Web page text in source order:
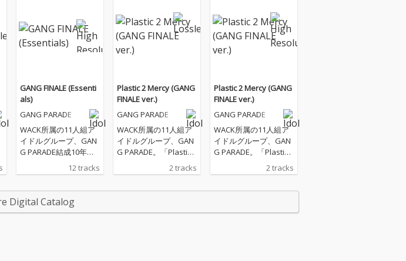
GANG FINALE (Essenti
als)
GANG PARADE
WACK所属の11人組ア
イドルグループ、GAN
G PARADE結成10年目
の記念日6月17日にリ
リースされる「GANG
NG PARADE SO LON
G!!」と11人体制での新
12 tracks
Plastic 2 Mercy (GANG
FINALE ver.)
GANG PARADE
WACK所属の11人組ア
イドルグループ、GAN
G PARADE。「Plastic 2
Mercy」の新録含む2曲
入りシングルをリリー
2 tracks
Plastic 2 Mercy (GANG
FINALE ver.)
GANG PARADE
WACK所属の11人組ア
イドルグループ、GAN
G PARADE。「Plastic 2
Mercy」の新録含む2曲
入りシングルをリリー
2 tracks
Digital Catalog